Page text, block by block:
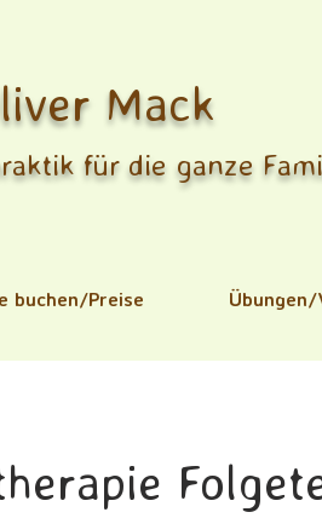
Mack
für die ganze
buchen/Preise Übungen/